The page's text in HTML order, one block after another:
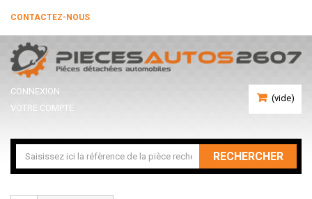
CONTACTEZ-NOUS
(vide)
CONNEXION
VOTRE COMPTE
RECHERCHER